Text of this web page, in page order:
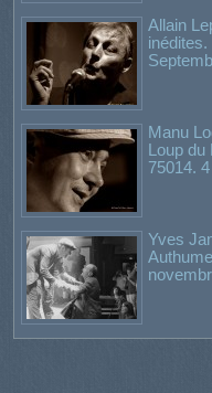
Allain
Manu
Loup du
75014.
Yves